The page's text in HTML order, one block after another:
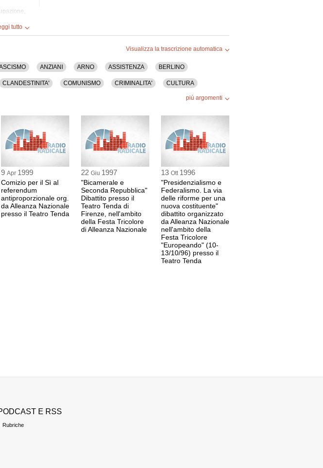
Inps,tutto
Visualizza la trascrizione automatica
ANZIANI ARNO ASSISTENZA BERLINO
CLANDESTINITA' COMUNISMO CRIMINALITA' CULTURA
GLOBALIZZAZIONE GOVERNO IMMIGRAZIONE IMPRESA
LAVORO LEGA NORD
ONU ORDINE PUBBLICO PENSIONI PISA
SOCIALE STATO STORIA TASSE
URSS VOTO
più argomenti
9 Apr 1999
Comizio per il Sì al
referendum
antiproporzionale org.
da Alleanza Nazionale
presso il Teatro Tenda
22 Giu 1997
"Bicamerale e
Seconda Repubblica"
Dibattito presso il
Teatro Tenda di
Firenze, nell'ambito
della Festa Tricolore
di Alleanza Nazionale
13 Ott 1996
"Presidenzialismo e
Federalismo. La via
delle riforme per una
nuova costituente"
dibattito organizzato
da Alleanza Nazionale
nell'ambito della
Festa Tricolore
"Europeando" (10-
13/10/96) presso il
Teatro Tenda
E RSS
Rubriche